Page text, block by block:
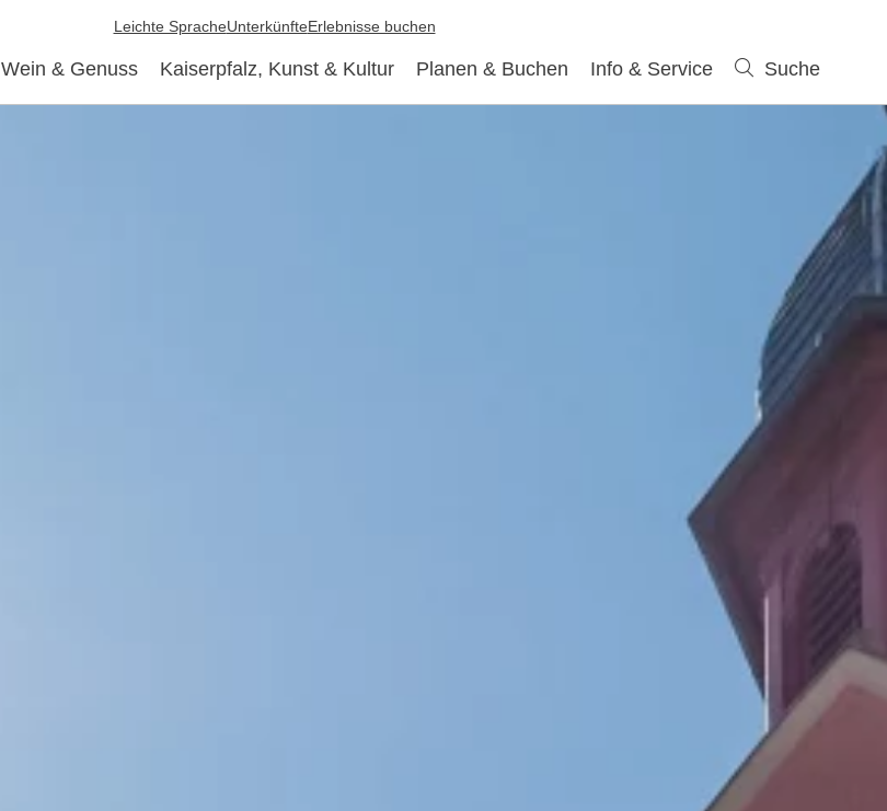
Wein & Genuss Kaiserpfalz, Kunst & Kultur Planen & Buchen Info & Service Suche
Leichte SpracheUnterkünfteErlebnisse buchen